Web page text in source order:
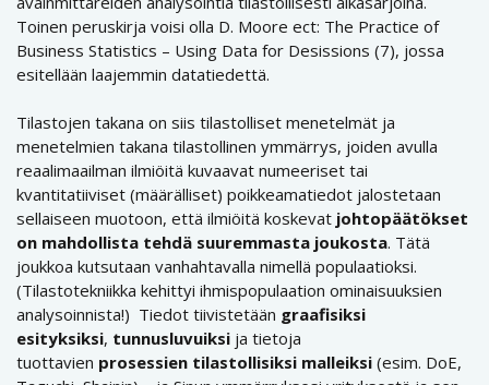
Toinen peruskirja voisi olla D. Moore ect: The Practice of
Business Statistics – Using Data for Desissions (7), jossa
esitellään laajemmin datatiedettä.
Tilastojen takana on siis tilastolliset menetelmät ja
menetelmien takana tilastollinen ymmärrys, joiden avulla
reaalimaailman ilmiöitä kuvaavat numeeriset tai
kvantitatiiviset (määrälliset) poikkeamatiedot jalostetaan
sellaiseen muotoon, että ilmiöitä koskevat johtopäätökset
on mahdollista tehdä suuremmasta joukosta. Tätä
joukkoa kutsutaan vanhahtavalla nimellä populaatioksi.
(Tilastotekniikka kehittyi ihmispopulaation ominaisuuksien
analysoinnista!) Tiedot tiivistetään graafisiksi
esityksiksi, tunnusluvuiksi ja tietoja
tuottavien prosessien tilastollisiksi malleiksi (esim. DoE,